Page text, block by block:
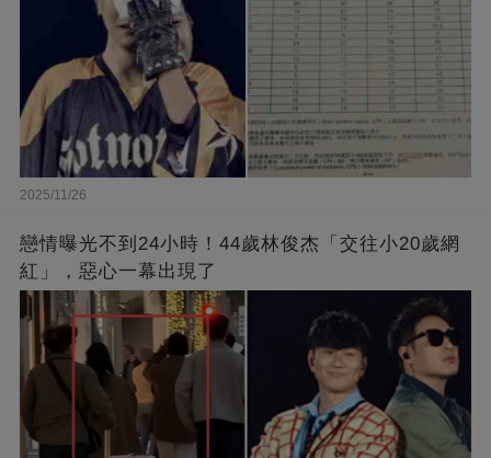
2025/11/26
戀情曝光不到24小時！44歲林俊杰「交往小20歲網
紅」，惡心一幕出現了